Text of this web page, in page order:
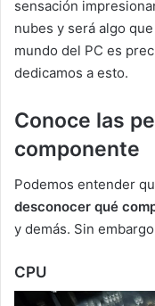
sensación
nubes y será algo
mundo del PC es
dedicamos a esto.
Conoce las
componente
Podemos entender
desconocer qué
y demás. Sin
CPU